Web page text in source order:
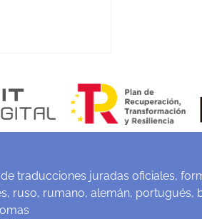
traducciones juradas oficiales,
ruso, rumano, alemán, portugués,